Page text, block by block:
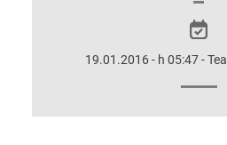
19.01.2016 - h 05:47 -